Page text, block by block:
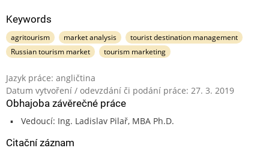
Keywords
agritourism market analysis
tourist destination management
Russian tourism market
tourism marketing
Jazyk práce: angličtina
Datum vytvoření / odevzdání či podání práce: 27. 3. 2019
Obhajoba závěrečné práce
Vedoucí: Ing. Ladislav Pilař, MBA Ph.D.
Citační záznam